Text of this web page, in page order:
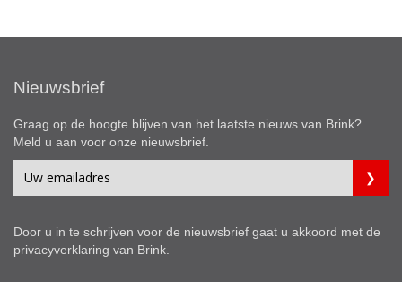
Nieuwsbrief
Graag op de hoogte blijven van het laatste nieuws van Brink?
Meld u aan voor onze nieuwsbrief.
Door u in te schrijven voor de nieuwsbrief gaat u akkoord met de
privacyverklaring van Brink.